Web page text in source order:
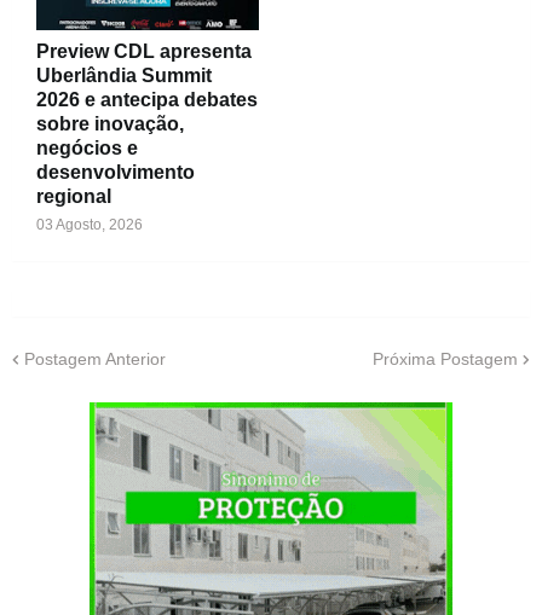
Preview CDL apresenta
Uberlândia Summit
2026 e antecipa debates
sobre inovação,
negócios e
desenvolvimento
regional
03 Agosto, 2026
Postagem Anterior Próxima Postagem